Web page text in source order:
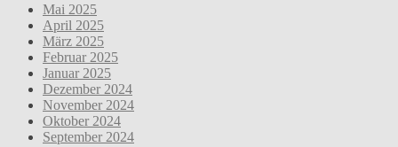
Mai 2025
April 2025
März 2025
Februar 2025
Januar 2025
Dezember 2024
November 2024
Oktober 2024
September 2024